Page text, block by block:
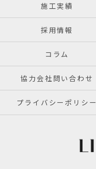
施工実績
採用情報
コラム
協力会社問い合わせ
プライバシーポリシー